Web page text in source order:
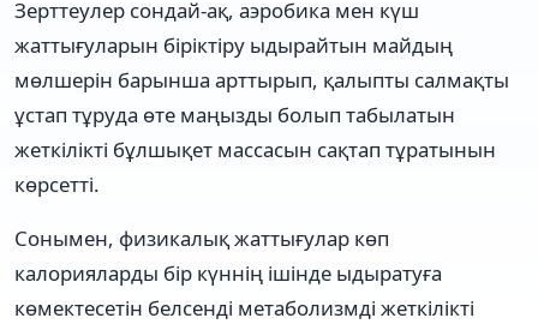
Зерттеулер сондай-ақ, аэробика мен күш
жаттығуларын біріктіру ыдырайтын майдың
мөлшерін барынша арттырып, қалыпты салмақты
ұстап тұруда өте маңызды болып табылатын
жеткілікті бұлшықет массасын сақтап тұратынын
көрсетті.
Сонымен, физикалық жаттығулар көп
калорияларды бір күннің ішінде ыдыратуға
көмектесетін белсенді метаболизмді жеткілікті